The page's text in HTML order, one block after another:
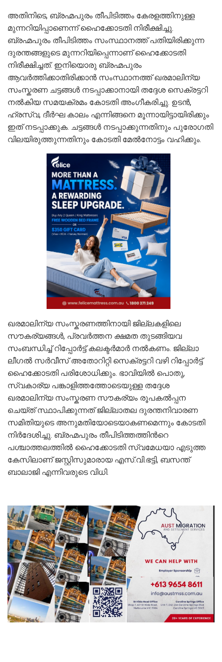
അതിനിടെ, ബ്രഹ്മപുരം തീപിടിത്തം കേരളത്തിനുള്ള
മുന്നറിയിപ്പാണെന്ന് ഹൈക്കോടതി നിരീക്ഷിച്ചു.
ബ്രഹ്മപുരം തീപിടിത്തം സംസ്ഥാനത്ത് പതിയിരിക്കുന്ന
ദുരന്തങ്ങളുടെ മുന്നറിയിപ്പെന്നാണ് ഹൈക്കോടതി
നിരീക്ഷിച്ചത്. ഇനിയൊരു ബ്രഹ്മപുരം
ആവർത്തിക്കാതിരിക്കാൻ സംസ്ഥാനത്ത് ഖരമാലിന്യ
സംസ്കരണ ചട്ടങ്ങൾ നടപ്പാക്കാനായി തദ്ദേശ സെക്രട്ടറി
നൽകിയ സമയക്രമം കോടതി അംഗീകരിച്ചു. ഉടൻ,
ഹ്രസ്വ, ദീർഘ കാലം എന്നിങ്ങനെ മൂന്നായിട്ടായിരിക്കും
ഇത് നടപ്പാക്കുക. ചട്ടങ്ങൾ നടപ്പാക്കുന്നതിനും പുരോഗതി
വിലയിരുത്തുന്നതിനും കോടതി മേൽനോട്ടം വഹിക്കും.
ഖരമാലിന്യ സംസ്കരണത്തിനായി ജില്ലകളിലെ
സൗകര്യങ്ങൾ, പ്രവർത്തന ക്ഷമത തുടങ്ങിയവ
സംബന്ധിച്ച് റിപ്പോർട്ട് കലക്ടർമാർ നൽകണം. ജില്ലാ
ലീഗൽ സർവീസ് അതോറിറ്റി സെക്രട്ടറി വഴി റിപ്പോർട്ട്
ഹൈക്കോടതി പരിശോധിക്കും. ഭാവിയിൽ പൊതു,
സ്വകാര്യ പങ്കാളിത്തത്തോടെയുള്ള തദ്ദേശ
ഖരമാലിന്യ സംസ്കരണ സൗകര്യം രൂപകൽപ്പന
ചെയ്ത് സ്ഥാപിക്കുന്നത് ജില്ലാതല ദുരന്തനിവാരണ
സമിതിയുടെ അനുമതിയോടെയാകണമെന്നും കോടതി
നിർദേശിച്ചു. ബ്രഹ്മപുരം തീപിടിത്തത്തിന്‍റെ
പശ്ചാത്തലത്തിൽ ഹൈക്കോടതി സ്വമേധയാ എടുത്ത
കേസിലാണ് ജസ്റ്റിസുമാരായ എസ്.വി.ഭട്ടി, ബസന്ത്
ബാലാജി എന്നിവരുടെ വിധി.